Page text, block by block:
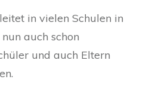
in vielen Schulen in
auch schon
und auch Eltern